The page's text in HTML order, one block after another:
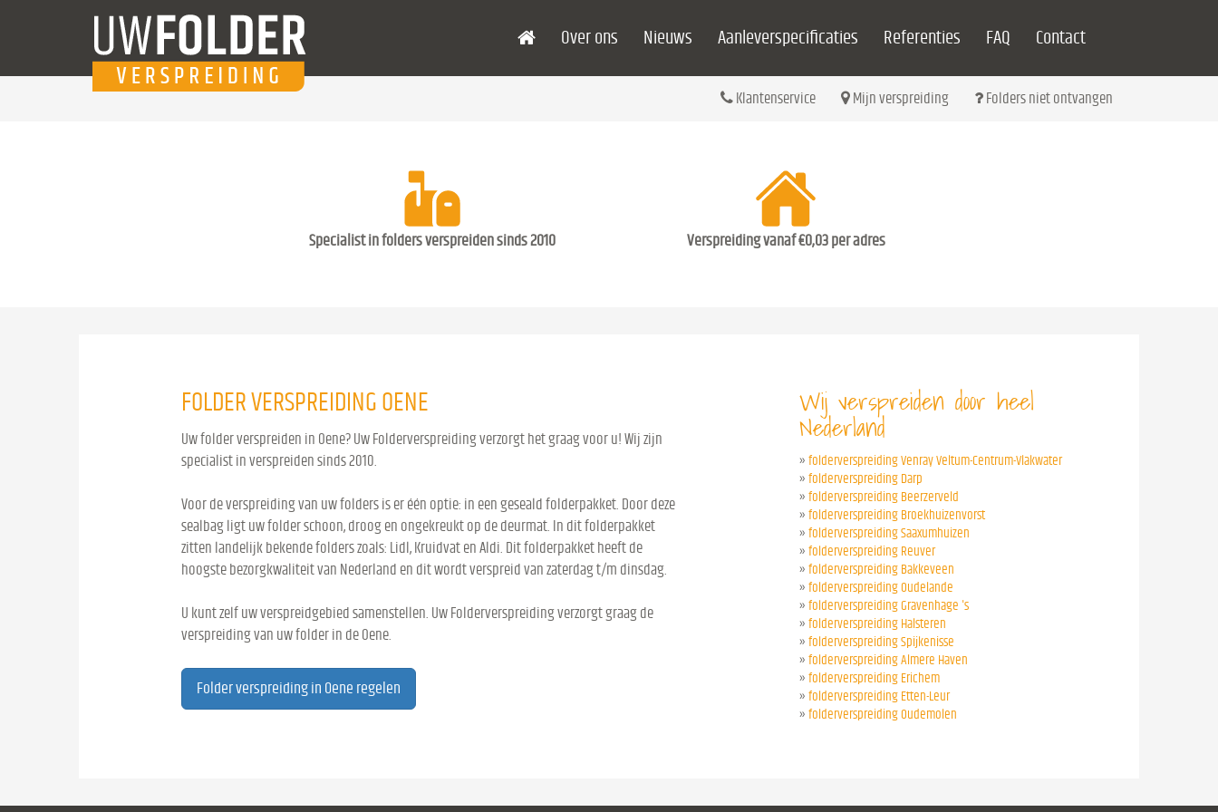
Over ons Nieuws Aanleverspecificaties Referenties FAQ Contact
Klantenservice Mijn verspreiding Folders niet ontvangen
Specialist in folders verspreiden sinds 2010 Verspreiding vanaf €0,03 per adres
FOLDER VERSPREIDING OENE
Uw folder verspreiden in Oene? Uw Folderverspreiding verzorgt het graag voor u! Wij zijn
specialist in verspreiden sinds 2010.
Voor de verspreiding van uw folders is er één optie: in een geseald folderpakket. Door deze
sealbag ligt uw folder schoon, droog en ongekreukt op de deurmat. In dit folderpakket
zitten landelijk bekende folders zoals: Lidl, Kruidvat en Aldi. Dit folderpakket heeft de
hoogste bezorgkwaliteit van Nederland en dit wordt verspreid van zaterdag t/m dinsdag.
U kunt zelf uw verspreidgebied samenstellen. Uw Folderverspreiding verzorgt graag de
verspreiding van uw folder in de Oene.
Folder verspreiding in Oene regelen
Wij verspreiden door heel
Nederland
» folderverspreiding Venray Veltum-Centrum-Vlakwater
» folderverspreiding Darp
» folderverspreiding Beerzerveld
» folderverspreiding Broekhuizenvorst
» folderverspreiding Saaxumhuizen
» folderverspreiding Reuver
» folderverspreiding Bakkeveen
» folderverspreiding Oudelande
» folderverspreiding Gravenhage 's
» folderverspreiding Halsteren
» folderverspreiding Spijkenisse
» folderverspreiding Almere Haven
» folderverspreiding Erichem
» folderverspreiding Etten-Leur
» folderverspreiding Oudemolen